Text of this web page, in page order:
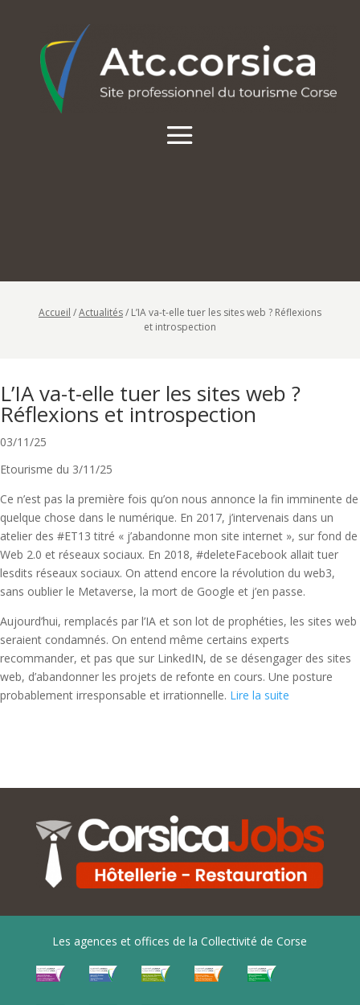
Accueil /Actualités/ L’IA va-t-elle tuer les sites web ? Réflexions
et introspection
L’IA va-t-elle tuer les sites web ?
Réflexions et introspection
03/11/25
Etourisme du 3/11/25
Ce n’est pas la première fois qu’on nous annonce la fin imminente de
quelque chose dans le numérique. En 2017, j’intervenais dans un
atelier des #ET13 titré « j’abandonne mon site internet », sur fond de
Web 2.0 et réseaux sociaux. En 2018, #deleteFacebook allait tuer
lesdits réseaux sociaux. On attend encore la révolution du web3,
sans oublier le Metaverse, la mort de Google et j’en passe.
Aujourd’hui, remplacés par l’IA et son lot de prophéties, les sites web
seraient condamnés. On entend même certains experts
recommander, et pas que sur LinkedIN, de se désengager des sites
web, d’abandonner les projets de refonte en cours. Une posture
probablement irresponsable et irrationnelle. Lire la suite
Les agences et offices de la Collectivité de Corse